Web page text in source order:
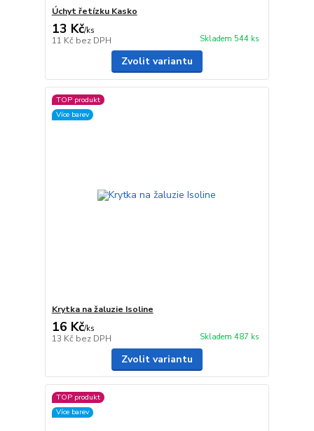
Úchyt řetízku Kasko
13 Kč/ks
11 Kč bez DPH Skladem 544 ks
Zvolit variantu
TOP produkt
Více barev
Krytka na žaluzie Isoline
16 Kč/ks
13 Kč bez DPH Skladem 487 ks
Zvolit variantu
TOP produkt
Více barev